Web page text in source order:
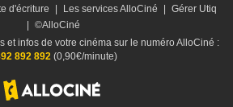
d'écriture Les services AlloCiné
Gérer Utiq
©AlloCiné
et infos de votre cinéma sur le numéro AlloCiné :
892 892(0,90€/minute)